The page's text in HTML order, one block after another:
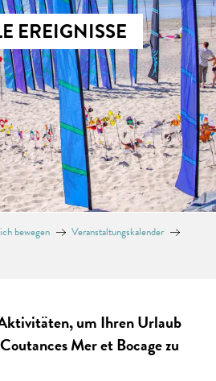
EREIGNISSE
bewegen
Veranstaltungskalender
um Ihren Urlaub
Mer et Bocage zu